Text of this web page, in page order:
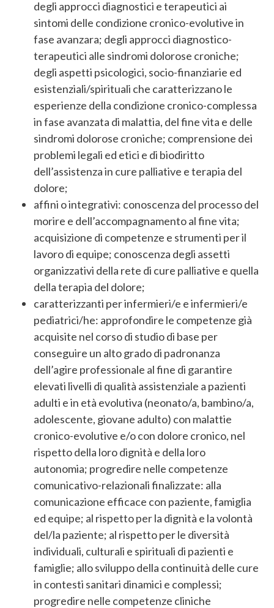
degli approcci diagnostici e terapeutici ai
sintomi delle condizione cronico-evolutive in
fase avanzara; degli approcci diagnostico-
terapeutici alle sindromi dolorose croniche;
degli aspetti psicologici, socio-finanziarie ed
esistenziali/spirituali che caratterizzano le
esperienze della condizione cronico-complessa
in fase avanzata di malattia, del fine vita e delle
sindromi dolorose croniche; comprensione dei
problemi legali ed etici e di biodiritto
dell’assistenza in cure palliative e terapia del
dolore;
affini o integrativi: conoscenza del processo del
morire e dell’accompagnamento al fine vita;
acquisizione di competenze e strumenti per il
lavoro di equipe; conoscenza degli assetti
organizzativi della rete di cure palliative e quella
della terapia del dolore;
caratterizzanti per infermieri/e e infermieri/e
pediatrici/he: approfondire le competenze già
acquisite nel corso di studio di base per
conseguire un alto grado di padronanza
dell’agire professionale al fine di garantire
elevati livelli di qualità assistenziale a pazienti
adulti e in età evolutiva (neonato/a, bambino/a,
adolescente, giovane adulto) con malattie
cronico-evolutive e/o con dolore cronico, nel
rispetto della loro dignità e della loro
autonomia; progredire nelle competenze
comunicativo-relazionali finalizzate: alla
comunicazione efficace con paziente, famiglia
ed equipe; al rispetto per la dignità e la volontà
del/la paziente; al rispetto per le diversità
individuali, culturali e spirituali di pazienti e
famiglie; allo sviluppo della continuità delle cure
in contesti sanitari dinamici e complessi;
progredire nelle competenze cliniche